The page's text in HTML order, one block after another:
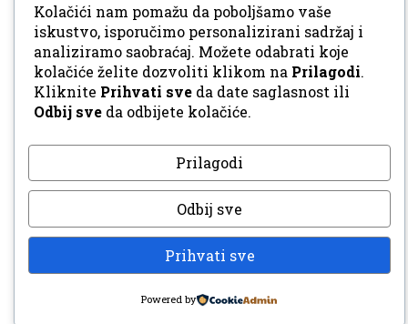
Kolačići nam pomažu da poboljšamo vaše
iskustvo, isporučimo personalizirani sadržaj i
analiziramo saobraćaj. Možete odabrati koje
kolačiće želite dozvoliti klikom na Prilagodi.
Kliknite Prihvati sve da date saglasnost ili
Odbij sve da odbijete kolačiće.
Prilagodi
Odbij sve
Prihvati sve
Powered by